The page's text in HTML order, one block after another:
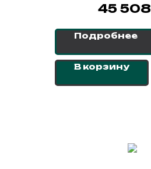
45 508
Подробнее
В корзину